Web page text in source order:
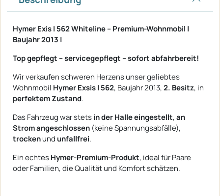
Hymer Exis I 562 Whiteline – Premium-Wohnmobil |
Baujahr 2013 |
Top gepflegt – servicegepflegt – sofort abfahrbereit!
Wir verkaufen schweren Herzens unser geliebtes
Wohnmobil Hymer Exsis I 562, Baujahr 2013,2. Besitz, in
perfektem Zustand.
Das Fahrzeug war stetsin der Halle eingestellt,an
Strom angeschlossen (keine Spannungsabfälle),
trockenund unfallfrei.
Ein echtesHymer-Premium-Produkt, ideal für Paare
oder Familien, die Qualität und Komfort schätzen.